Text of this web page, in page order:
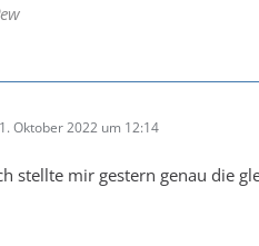
Oktober 2022 um 12:14
stellte mir gestern genau die